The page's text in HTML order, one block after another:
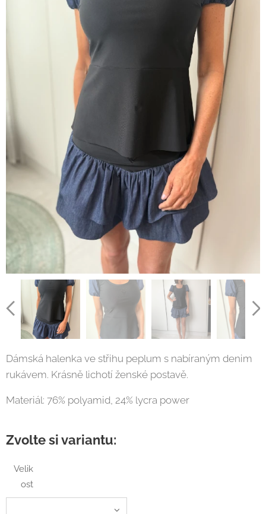
Dámská halenka ve střihu peplum s nabíraným denim
rukávem. Krásně lichotí ženské postavě.
Materiál: 76% polyamid, 24% lycra power
Zvolte si variantu:
Velik
ost